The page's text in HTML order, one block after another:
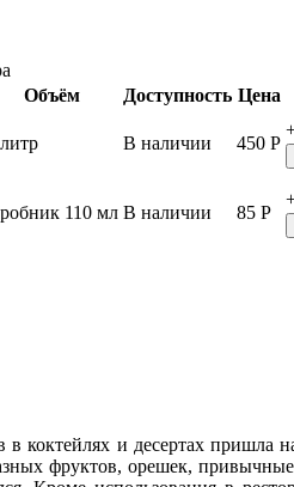
Объём Доступность Цена
В наличии 450 Р
110 мл В наличии 85 Р
в коктейлях и десертах пришла
фруктов, орешек,